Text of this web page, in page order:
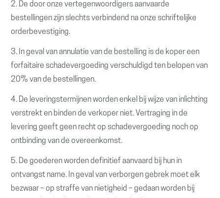
2. De door onze vertegenwoordigers aanvaarde
bestellingen zijn slechts verbindend na onze schriftelijke
orderbevestiging.
3. In geval van annulatie van de bestelling is de koper een
forfaitaire schadevergoeding verschuldigd ten belopen van
20% van de bestellingen.
4. De leveringstermijnen worden enkel bij wijze van inlichting
verstrekt en binden de verkoper niet. Vertraging in de
levering geeft geen recht op schadevergoeding noch op
ontbinding van de overeenkomst.
5. De goederen worden definitief aanvaard bij hun in
ontvangst name. In geval van verborgen gebrek moet elk
bezwaar – op straffe van nietigheid – gedaan worden bij